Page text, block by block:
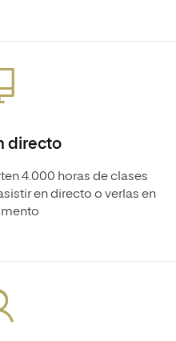
directo
4.000 horas de clases
en directo o verlas en